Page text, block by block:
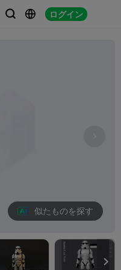
  ログイン
似たものを探す
